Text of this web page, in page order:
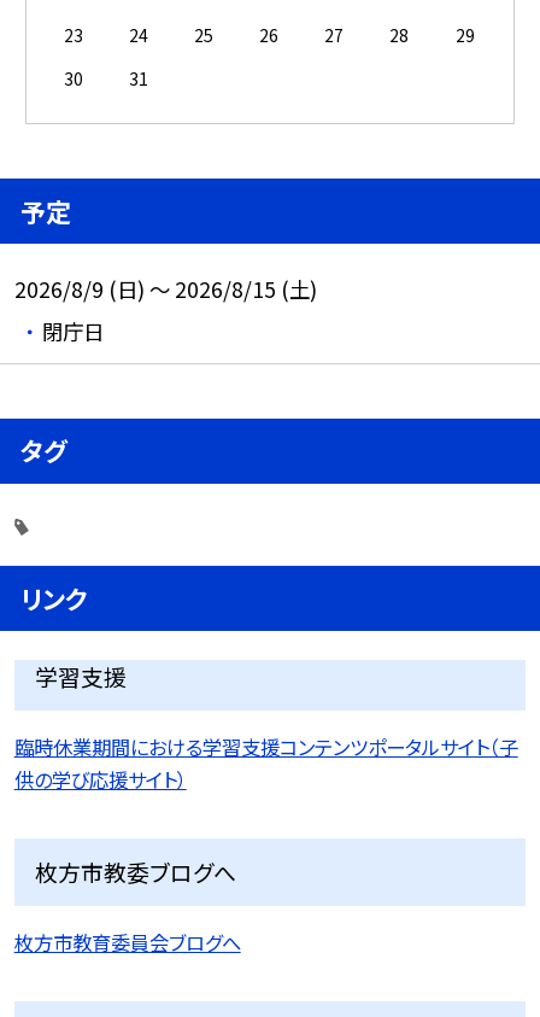
23
24 25 26 27 28
29
30
31
予定
2026/8/9 (日) ～ 2026/8/15 (土)
閉庁日
タグ
リンク
学習支援
臨時休業期間における学習支援コンテンツポータルサイト（子
供の学び応援サイト）
枚方市教委ブログへ
枚方市教育委員会ブログへ